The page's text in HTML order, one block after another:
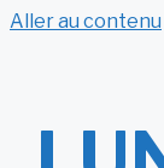
Aller au contenu